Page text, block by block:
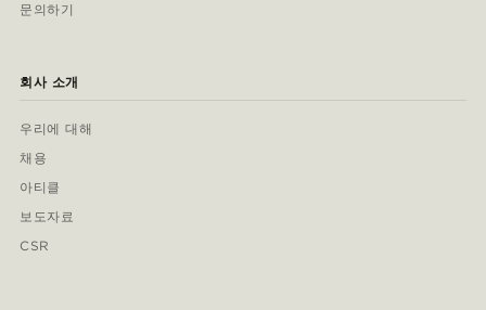
문의하기
회사 소개
우리에 대해
채용
아티클
보도자료
CSR